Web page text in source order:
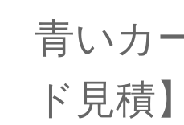
青いカ
ド見積